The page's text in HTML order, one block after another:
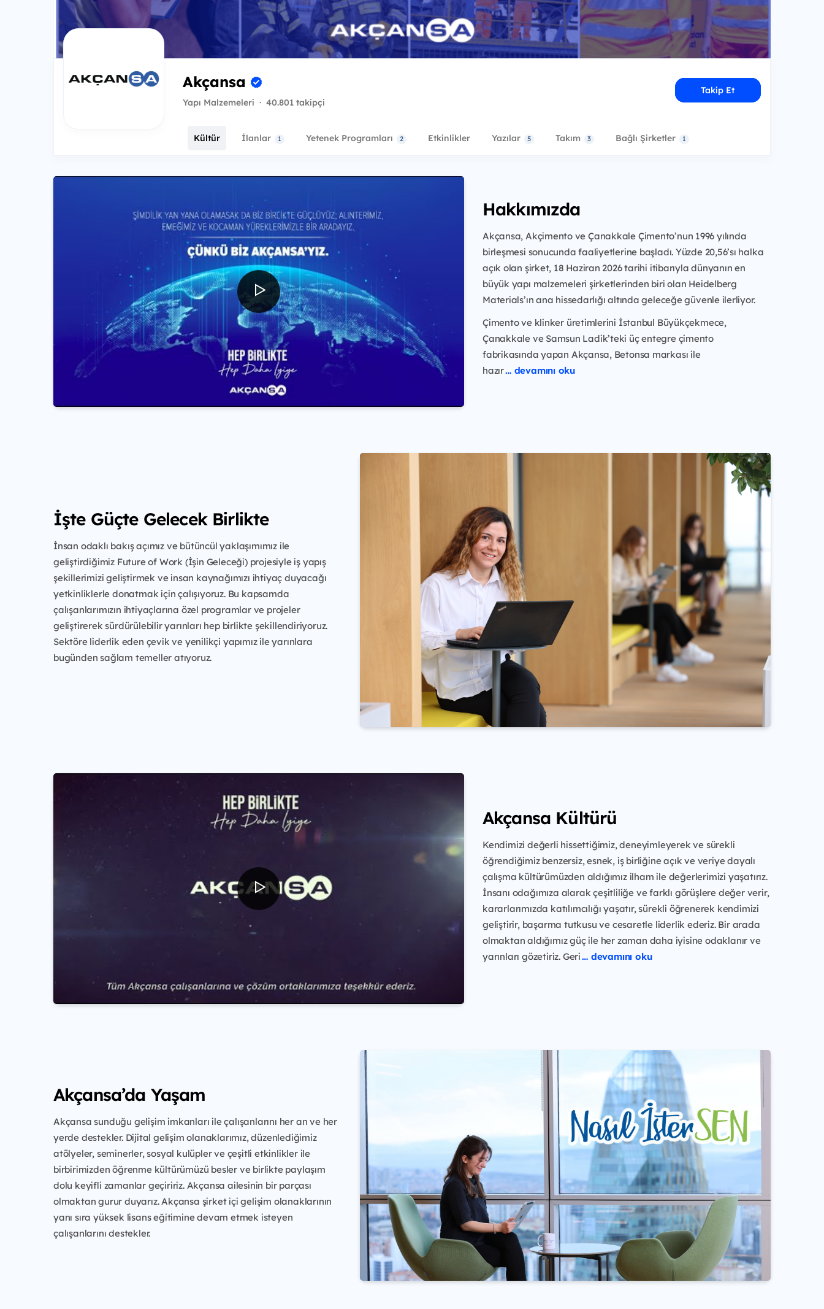
Akçansa
Yapı Malzemeleri · 40.801 takipçi
Takip Et
Kültür İlanlar 1 Yetenek Programları 2 Etkinlikler Yazılar 5 Takım 3 Bağlı Şirketler 1
Hakkımızda
Akçansa, Akçimento ve Çanakkale Çimento’nun 1996 yılında
birleşmesi sonucunda faaliyetlerine başladı. Yüzde 20,56’sı halka
açık olan şirket, 18 Haziran 2026 tarihi itibarıyla dünyanın en
büyük yapı malzemeleri şirketlerinden biri olan Heidelberg
Materials’ın ana hissedarlığı altında geleceğe güvenle ilerliyor.
Çimento ve klinker üretimlerini İstanbul Büyükçekmece,
Çanakkale ve Samsun Ladik’teki üç entegre çimento
fabrikasında yapan Akçansa, Betonsa markası ile
hazır… devamını oku
İşte Güçte Gelecek Birlikte
İnsan odaklı bakış açımız ve bütüncül yaklaşımımız ile
geliştirdiğimiz Future of Work (İşin Geleceği) projesiyle iş yapış
şekillerimizi geliştirmek ve insan kaynağımızı ihtiyaç duyacağı
yetkinliklerle donatmak için çalışıyoruz. Bu kapsamda
çalışanlarımızın ihtiyaçlarına özel programlar ve projeler
geliştirerek sürdürülebilir yarınları hep birlikte şekillendiriyoruz.
Sektöre liderlik eden çevik ve yenilikçi yapımız ile yarınlara
bugünden sağlam temeller atıyoruz.
Akçansa Kültürü
Kendimizi değerli hissettiğimiz, deneyimleyerek ve sürekli
öğrendiğimiz benzersiz, esnek, iş birliğine açık ve veriye dayalı
çalışma kültürümüzden aldığımız ilham ile değerlerimizi yaşatırız.
İnsanı odağımıza alarak çeşitliliğe ve farklı görüşlere değer verir,
kararlarımızda katılımcılığı yaşatır, sürekli öğrenerek kendimizi
geliştirir, başarma tutkusu ve cesaretle liderlik ederiz. Bir arada
olmaktan aldığımız güç ile her zaman daha iyisine odaklanır ve
yarınları gözetiriz. Geri… devamını oku
Akçansa’da Yaşam
Akçansa sunduğu gelişim imkanları ile çalışanlarını her an ve her
yerde destekler. Dijital gelişim olanaklarımız, düzenlediğimiz
atölyeler, seminerler, sosyal kulüpler ve çeşitli etkinlikler ile
birbirimizden öğrenme kültürümüzü besler ve birlikte paylaşım
dolu keyifli zamanlar geçiririz. Akçansa ailesinin bir parçası
olmaktan gurur duyarız. Akçansa şirket içi gelişim olanaklarının
yanı sıra yüksek lisans eğitimine devam etmek isteyen
çalışanlarını destekler.